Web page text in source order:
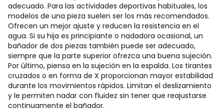
adecuado. Para las actividades deportivas habituales, los
modelos de una pieza suelen ser los más recomendados.
Ofrecen un mejor ajuste y reducen la resistencia en el
agua. Si su hija es principiante o nadadora ocasional, un
bañador de dos piezas también puede ser adecuado,
siempre que la parte superior ofrezca una buena sujeción.
Por último, piensa en la sujeción en la espalda. Los tirantes
cruzados o en forma de X proporcionan mayor estabilidad
durante los movimientos rápidos. Limitan el deslizamiento
y le permiten nadar con fluidez sin tener que reajustarse
continuamente el bañador.